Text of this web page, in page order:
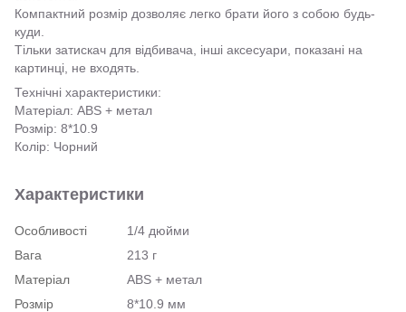
Компактний розмір дозволяє легко брати його з собою будь-
куди.
Тільки затискач для відбивача, інші аксесуари, показані на
картинці, не входять.
Технічні характеристики:
Матеріал: ABS + метал
Розмір: 8*10.9
Колір: Чорний
Характеристики
Особливості
1/4 дюйми
Вага
213 г
Матеріал
ABS + метал
Розмір
8*10.9 мм